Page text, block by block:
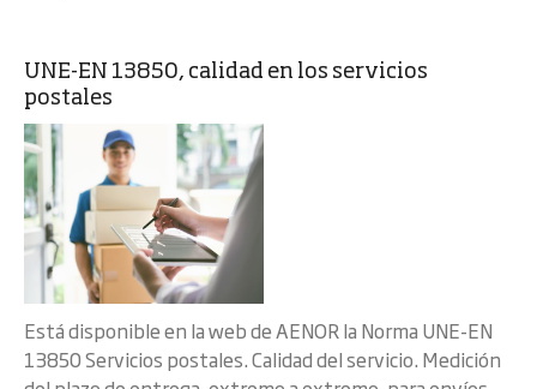
UNE-EN 13850, calidad en los servicios
postales
Está disponible en la web de AENOR la Norma UNE-EN
13850 Servicios postales. Calidad del servicio. Medición